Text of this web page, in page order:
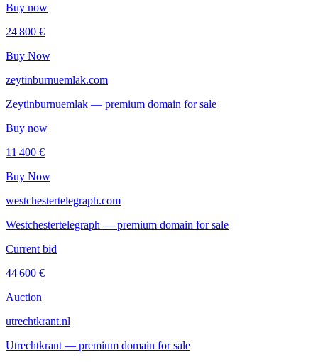
Buy now
24 800 €
Buy Now
zeytinburnuemlak.com
Zeytinburnuemlak — premium domain for sale
Buy now
11 400 €
Buy Now
westchestertelegraph.com
Westchestertelegraph — premium domain for sale
Current bid
44 600 €
Auction
utrechtkrant.nl
Utrechtkrant — premium domain for sale